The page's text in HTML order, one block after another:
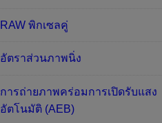
RAW พิกเซลคู่
อัตราส่วนภาพนิ่ง
การถ่ายภาพคร่อมการเปิดรับแสง
อัตโนมัติ (AEB)